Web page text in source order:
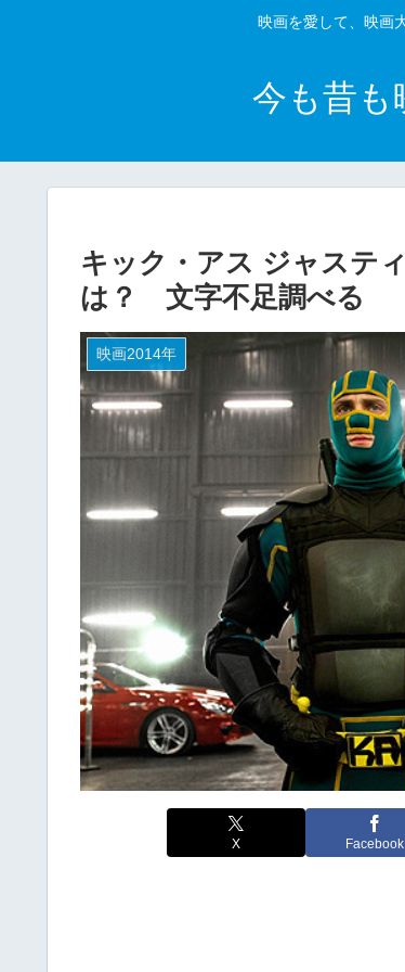
映画を愛して、映画
今も昔も
キック・アス ジャステ
は？ 文字不足調べる
映画2014年
X Facebook